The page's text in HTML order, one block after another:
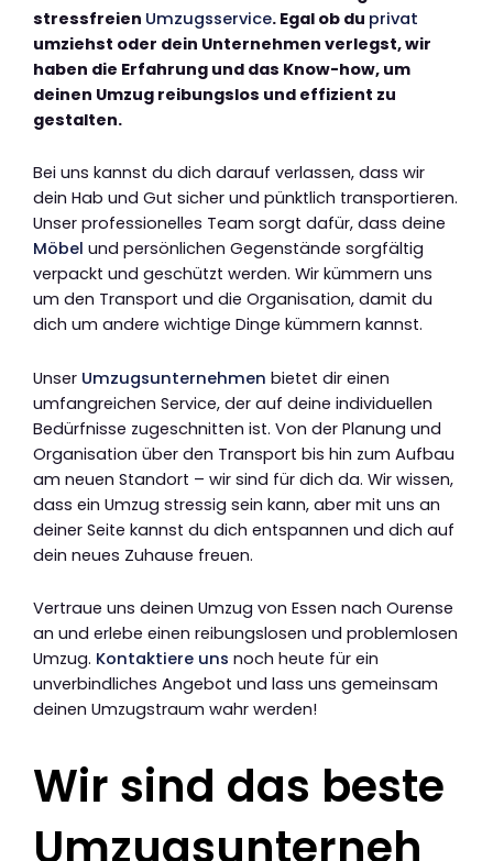
stressfreien Umzugsservice. Egal ob du privat
umziehst oder dein Unternehmen verlegst, wir
haben die Erfahrung und das Know-how, um
deinen Umzug reibungslos und effizient zu
gestalten.
Bei uns kannst du dich darauf verlassen, dass wir
dein Hab und Gut sicher und pünktlich transportieren.
Unser professionelles Team sorgt dafür, dass deine
Möbel und persönlichen Gegenstände sorgfältig
verpackt und geschützt werden. Wir kümmern uns
um den Transport und die Organisation, damit du
dich um andere wichtige Dinge kümmern kannst.
Unser Umzugsunternehmen bietet dir einen
umfangreichen Service, der auf deine individuellen
Bedürfnisse zugeschnitten ist. Von der Planung und
Organisation über den Transport bis hin zum Aufbau
am neuen Standort – wir sind für dich da. Wir wissen,
dass ein Umzug stressig sein kann, aber mit uns an
deiner Seite kannst du dich entspannen und dich auf
dein neues Zuhause freuen.
Vertraue uns deinen Umzug von Essen nach Ourense
an und erlebe einen reibungslosen und problemlosen
Umzug. Kontaktiere uns noch heute für ein
unverbindliches Angebot und lass uns gemeinsam
deinen Umzugstraum wahr werden!
Wir sind das beste
Umzugsunterneh